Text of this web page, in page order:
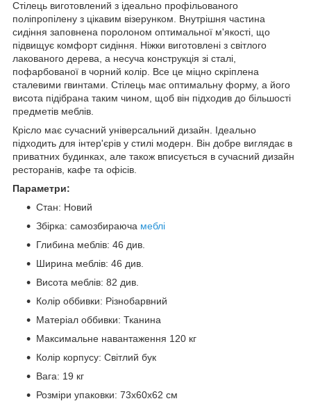
Стілець виготовлений з ідеально профільованого
поліпропілену з цікавим візерунком. Внутрішня частина
сидіння заповнена поролоном оптимальної м'якості, що
підвищує комфорт сидіння. Ніжки виготовлені з світлого
лакованого дерева, а несуча конструкція зі сталі,
пофарбованої в чорний колір. Все це міцно скріплена
сталевими гвинтами. Стілець має оптимальну форму, а його
висота підібрана таким чином, щоб він підходив до більшості
предметів меблів.
Крісло має сучасний універсальний дизайн. Ідеально
підходить для інтер'єрів у стилі модерн. Він добре виглядає в
приватних будинках, але також вписується в сучасний дизайн
ресторанів, кафе та офісів.
Параметри:
Стан: Новий
Збірка: самозбираюча меблі
Глибина меблів: 46 див.
Ширина меблів: 46 див.
Висота меблів: 82 див.
Колір оббивки: Різнобарвний
Матеріал оббивки: Тканина
Максимальне навантаження 120 кг
Колір корпусу: Світлий бук
Вага: 19 кг
Розміри упаковки: 73х60х62 см